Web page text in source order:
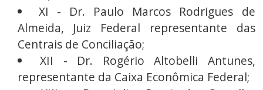
XI - Dr. Paulo Marcos Rodrigues de
Almeida, Juiz Federal representante das
Centrais de Conciliação;
XII - Dr. Rogério Altobelli Antunes,
representante da Caixa Econômica Federal;